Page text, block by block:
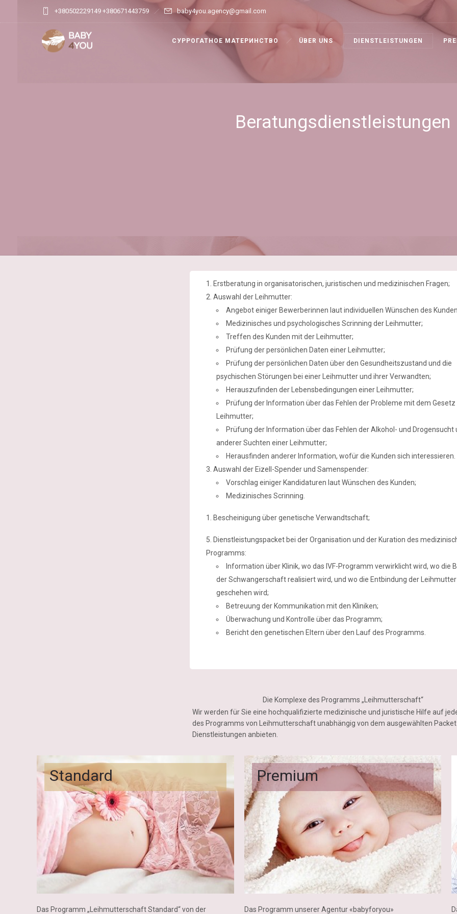
+380502229149 +380671443759 baby4you.agency@gmail.com
СУРРОГАТНОЕ МАТЕРИНСТВО ÜBER UNS DIENSTLEISTUNGEN
Beratungsdienstleistungen
Erstberatung in organisatorischen, juristischen und medizinischen Fragen;
Auswahl der Leihmutter:
Angebot einiger Bewerberinnen laut individuellen Wünschen des
Medizinisches und psychologisches Scrinning der Leihmutter;
Treffen des Kunden mit der Leihmutter;
Prüfung der persönlichen Daten einer Leihmutter;
Prüfung der persönlichen Daten über den Gesundheitszustand und die
psychischen Störungen bei einer Leihmutter und ihrer Verwandten;
Herauszufinden der Lebensbedingungen einer Leihmutter;
Prüfung der Information über das Fehlen der Probleme mit dem Gesetz
Leihmutter;
Prüfung der Information über das Fehlen der Alkohol- und Drogensucht
anderer Suchten einer Leihmutter;
Herausfinden anderer Information, wofür die Kunden sich interessieren.
Auswahl der Eizell-Spender und Samenspender:
Vorschlag einiger Kandidaturen laut Wünschen des Kunden;
Medizinisches Scrinning.
Bescheinigung über genetische Verwandtschaft;
Dienstleistungspacket bei der Organisation und der Kuration des
Programms:
Information über Klinik, wo das IVF-Programm verwirklicht wird, wo die
der Schwangerschaft realisiert wird, und wo die Entbindung der Leihmutter
geschehen wird;
Betreuung der Kommunikation mit den Kliniken;
Überwachung und Kontrolle über das Programm;
Bericht den genetischen Eltern über den Lauf des Programms.
Die Komplexe des Programms „Leihmutterschaft“
Wir werden für Sie eine hochqualifizierte medizinische und juristische Hilfe auf
des Programms von Leihmutterschaft unabhängig von dem ausgewählten
Dienstleistungen anbieten.
Standard
Das Programm „Leihmutterschaft Standard“ von der
Premium
Das Programm unserer Agentur «babyforyou»